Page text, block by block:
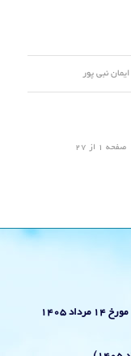
ایمان نبی پور
صفحه 1 از 27